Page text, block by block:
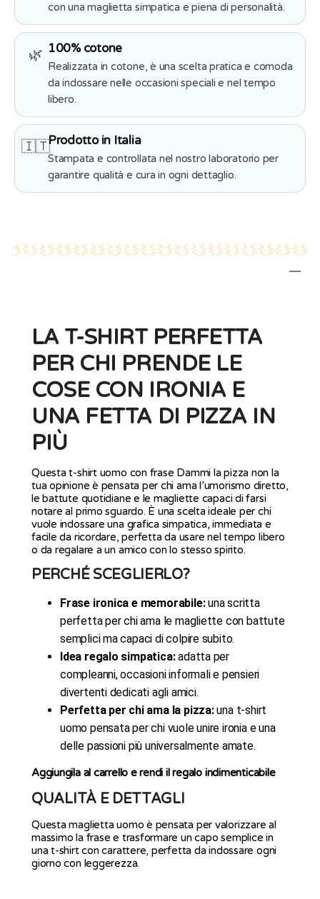
con una maglietta simpatica e piena di personalità.
🌿 100% cotone
Realizzata in cotone, è una scelta pratica e comoda
da indossare nelle occasioni speciali e nel tempo
libero.
🇮🇹Prodotto in Italia
Stampata e controllata nel nostro laboratorio per
garantire qualità e cura in ogni dettaglio.
LA T-SHIRT PERFETTA
PER CHI PRENDE LE
COSE CON IRONIA E
UNA FETTA DI PIZZA IN
PIÙ
Questa t-shirt uomo con frase Dammi la pizza non la
tua opinione è pensata per chi ama l’umorismo diretto,
le battute quotidiane e le magliette capaci di farsi
notare al primo sguardo. È una scelta ideale per chi
vuole indossare una grafica simpatica, immediata e
facile da ricordare, perfetta da usare nel tempo libero
o da regalare a un amico con lo stesso spirito.
PERCHÉ SCEGLIERLO?
Frase ironica e memorabile:una scritta
perfetta per chi ama le magliette con battute
semplici ma capaci di colpire subito.
Idea regalo simpatica:adatta per
compleanni, occasioni informali e pensieri
divertenti dedicati agli amici.
Perfetta per chi ama la pizza:una t-shirt
uomo pensata per chi vuole unire ironia e una
delle passioni più universalmente amate.
Aggiungila al carrello e rendi il regalo indimenticabile
QUALITÀ E DETTAGLI
Questa maglietta uomo è pensata per valorizzare al
massimo la frase e trasformare un capo semplice in
una t-shirt con carattere, perfetta da indossare ogni
giorno con leggerezza.